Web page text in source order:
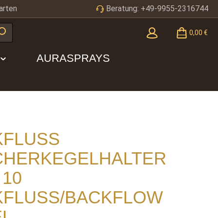
Beratung: +49-9955-2316744
0,00 €
AURASPRAYS
BACKFLOW